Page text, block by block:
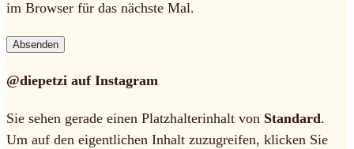
im Browser für das nächste Mal.
@diepetzi auf Instagram
Sie sehen gerade einen Platzhalterinhalt von Standard.
Um auf den eigentlichen Inhalt zuzugreifen, klicken Sie